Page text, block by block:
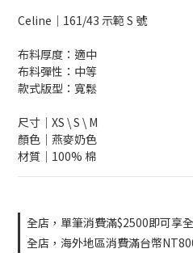
Celine｜161/43 示範 S 號
布料厚度：適中
布料彈性：中等
款式版型：寬鬆
尺寸｜XS \ S \ M
顏色｜燕麥奶色
材質｜100% 棉
全店，單筆消費滿$2500即可享
全店，海外地區消費滿台幣